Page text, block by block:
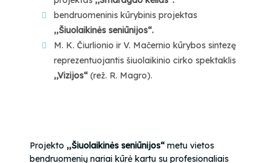
bendruomeninis kūrybinis projektas
,,Šiuolaikinės seniūnijos“.
M. K. Čiurlionio ir V. Mačernio kūrybos sintezę
reprezentuojantis šiuolaikinio cirko spektaklis
,,Vizijos“ (rež. R. Magro).
Projekto ,,Šiuolaikinės seniūnijos“ metu vietos
bendruomenių nariai kūrė kartu su profesionaliais